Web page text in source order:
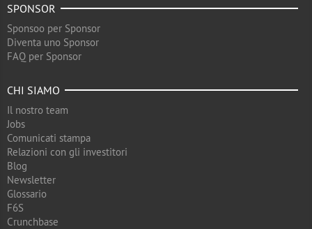
SPONSOR
Sponsoo per Sponsor
Diventa uno Sponsor
FAQ per Sponsor
CHI SIAMO
Il nostro team
Jobs
Comunicati stampa
Relazioni con gli investitori
Blog
Newsletter
Glossario
F6S
Crunchbase